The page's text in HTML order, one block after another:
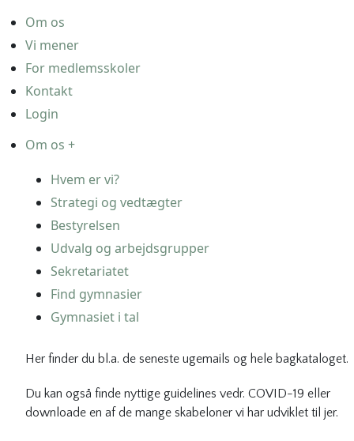
Om os
Vi mener
For medlemsskoler
Kontakt
Login
Om os +
Hvem er vi?
Strategi og vedtægter
Bestyrelsen
Udvalg og arbejdsgrupper
Sekretariatet
Find gymnasier
Gymnasiet i tal
Her finder du bl.a. de seneste ugemails og hele bagkataloget.
Du kan også finde nyttige guidelines vedr. COVID-19 eller
downloade en af de mange skabeloner vi har udviklet til jer.